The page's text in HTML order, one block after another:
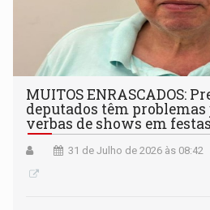
MUITOS ENRASCADOS:
deputados têm
verbas de shows em
31 de Julho de 2026 às 08:42